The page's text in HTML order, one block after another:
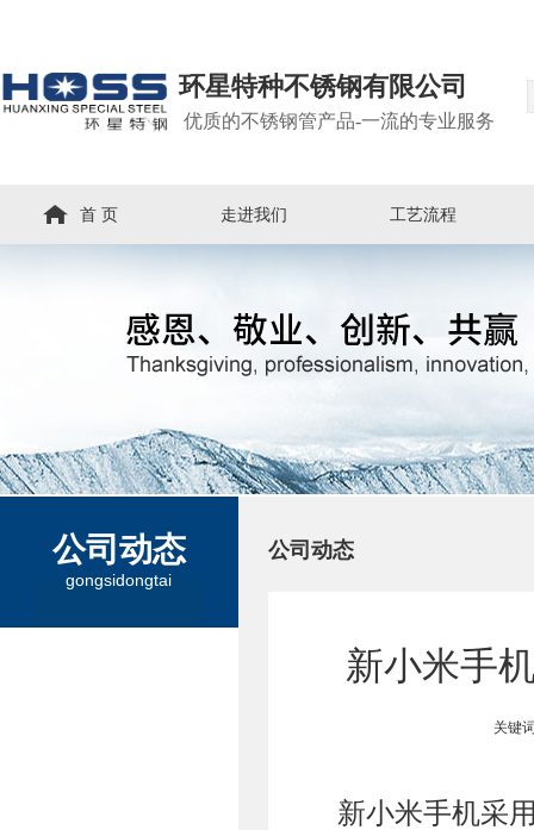
环星特种不锈钢有限公司
优质的不锈钢管产品-一流的专业服务
首 页 走进我们 工艺流程
公司动态
gongsidongtai
公司动态
新小米手
关键
新小米手机采